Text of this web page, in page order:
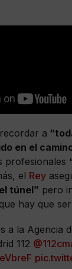
a
en el
profesionales
el Rey
túnel” pero
hay que
a la Agencia
112